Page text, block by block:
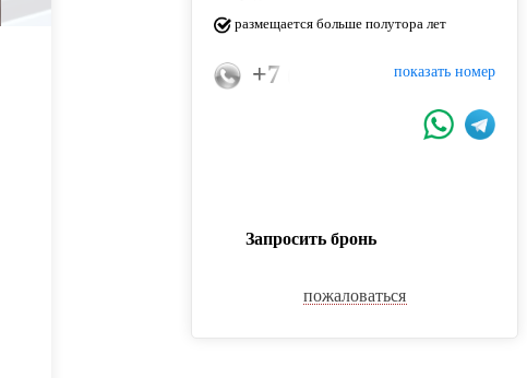
размещается больше полутора лет
показать номер
+7 (989) 812-02-00
Запросить бронь
пожаловаться